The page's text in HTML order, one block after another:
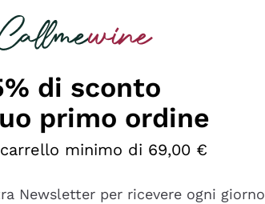
di sconto
primo ordine
minimo di 69,00 €
Newsletter per ricevere ogni giorno